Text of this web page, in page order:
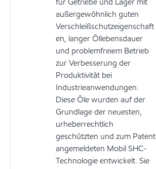
außergewöhnlich guten
Verschleißschutzeigenschaft
en, langer Öllebensdauer
und problemfreiem Betrieb
zur Verbesserung der
Produktivität bei
Industrieanwendungen.
Diese Öle wurden auf der
Grundlage der neuesten,
urheberrechtlich
geschützten und zum Patent
angemeldeten Mobil SHC-
Technologie entwickelt. Sie